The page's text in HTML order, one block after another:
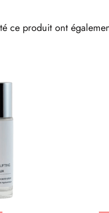
ce produit ont